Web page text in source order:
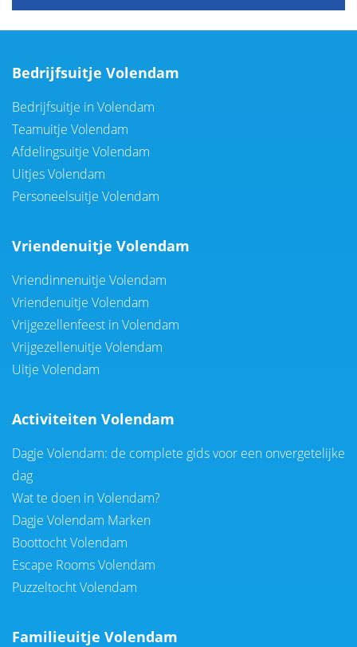
Bedrijfsuitje Volendam
Bedrijfsuitje in Volendam
Teamuitje Volendam
Afdelingsuitje Volendam
Uitjes Volendam
Personeelsuitje Volendam
Vriendenuitje Volendam
Vriendinnenuitje Volendam
Vriendenuitje Volendam
Vrijgezellenfeest in Volendam
Vrijgezellenuitje Volendam
Uitje Volendam
Activiteiten Volendam
Dagje Volendam: de complete gids voor een onvergetelijke
dag
Wat te doen in Volendam?
Dagje Volendam Marken
Boottocht Volendam
Escape Rooms Volendam
Puzzeltocht Volendam
Familieuitje Volendam